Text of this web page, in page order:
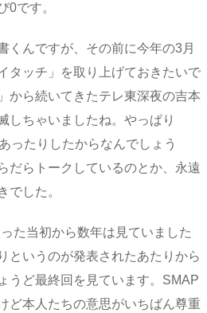
0です。
くんですが、その前に今年の3月
タッチ」を取り上げておきたいで
から続いてきたテレ東深夜の吉本
しちゃいましたね。やっぱり
ったりしたからなんでしょう
だらトークしているのとか、永遠
でした。
た当初から数年は見ていました
というのが発表されたあたりから
うど最終回を見ています。SMAP
ど本人たちの意思がいちばん尊重